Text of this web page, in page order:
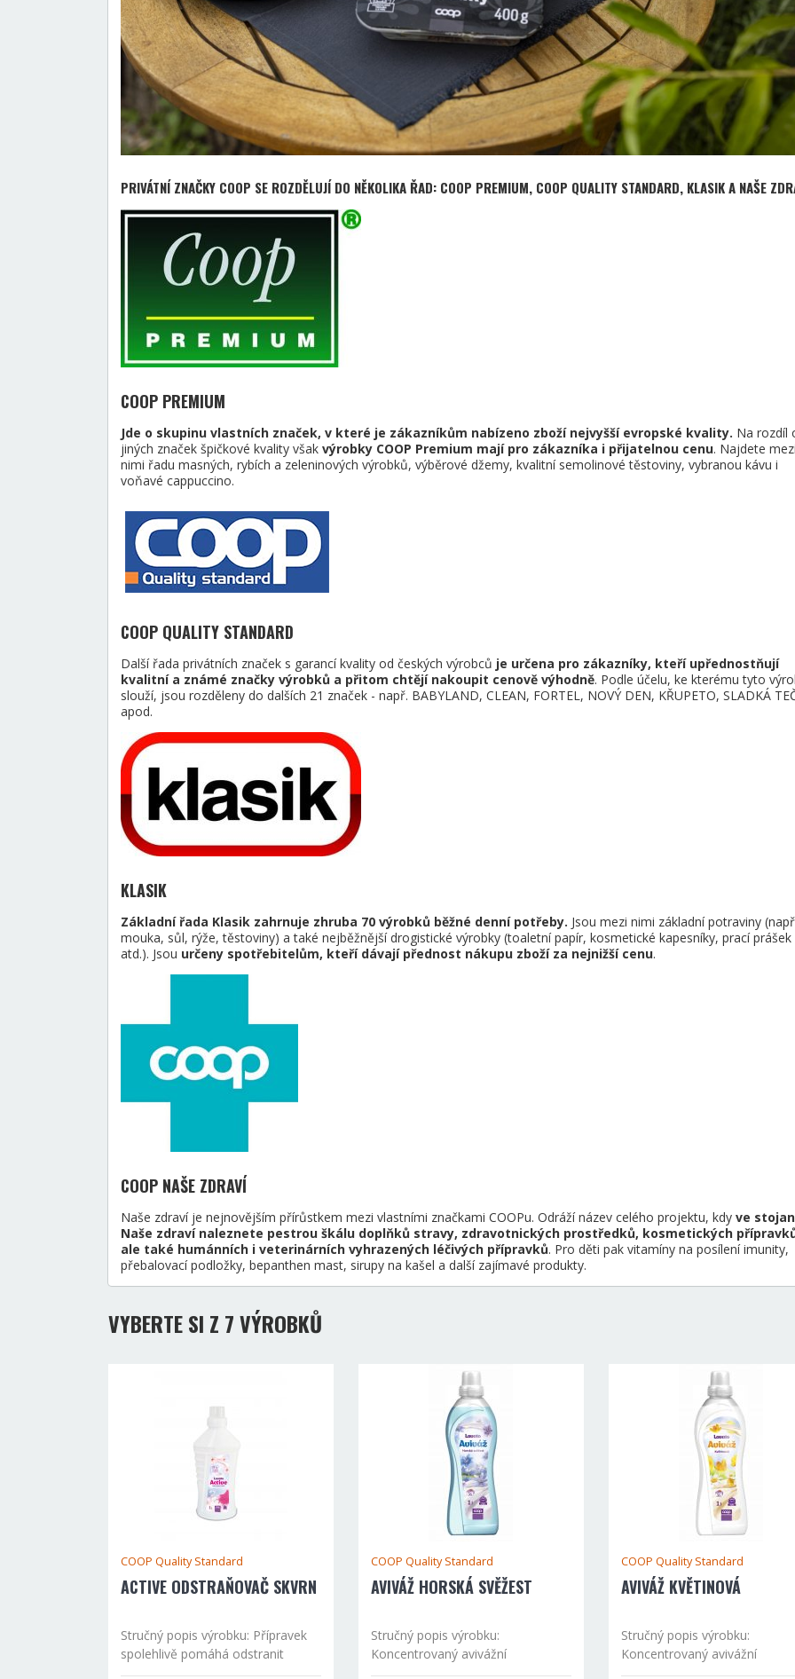
PRIVÁTNÍ ZNAČKY COOP SE ROZDĚLUJÍ DO NĚKOLIKA ŘAD: COOP PREMIUM, COOP QUALITY STANDARD, KLASIK A NAŠE
COOP PREMIUM
Jde o skupinu vlastních značek, v které je zákazníkům nabízeno zboží nejvyšší evropské kvality. Na rozdíl
jiných značek špičkové kvality však výrobky COOP Premium mají pro zákazníka i přijatelnou cenu. Najdete mezi
nimi řadu masných, rybích a zeleninových výrobků, výběrové džemy, kvalitní semolinové těstoviny, vybranou kávu i
voňavé cappuccino.
COOP QUALITY STANDARD
Další řada privátních značek s garancí kvality od českých výrobců je určena pro zákazníky, kteří upřednostňují
kvalitní a známé značky výrobků a přitom chtějí nakoupit cenově výhodně. Podle účelu, ke kterému tyto
slouží, jsou rozděleny do dalších 21 značek - např. BABYLAND, CLEAN, FORTEL, NOVÝ DEN, KŘUPETO, SLADKÁ
apod.
KLASIK
Základní řada Klasik zahrnuje zhruba 70 výrobků běžné denní potřeby. Jsou mezi nimi základní potraviny
mouka, sůl, rýže, těstoviny) a také nejběžnější drogistické výrobky (toaletní papír, kosmetické kapesníky, prací prášek
atd.). Jsou určeny spotřebitelům, kteří dávají přednost nákupu zboží za nejnižší cenu.
COOP NAŠE ZDRAVÍ
Naše zdraví je nejnovějším přírůstkem mezi vlastními značkami COOPu. Odráží název celého projektu, kdy ve
Naše zdraví naleznete pestrou škálu doplňků stravy, zdravotnických prostředků, kosmetických
ale také humánních i veterinárních vyhrazených léčivých přípravků. Pro děti pak vitamíny na posílení imunity,
přebalovací podložky, bepanthen mast, sirupy na kašel a další zajímavé produkty.
VYBERTE SI Z 7 VÝROBKŮ
COOP Quality Standard
ACTIVE ODSTRAŇOVAČ SKVRN
Stručný popis výrobku: Přípravek
spolehlivě pomáhá odstranit
nečistoty ze všech druhů tkanin.
COOP Quality Standard
AVIVÁŽ HORSKÁ SVĚŽEST
Stručný popis výrobku:
Koncentrovaný avivážní
prostředek. Prádlo optimálně
COOP Quality Standard
AVIVÁŽ KVĚTINOVÁ
Stručný popis výrobku:
Koncentrovaný avivážní
prostředek. Prádlo optimálně